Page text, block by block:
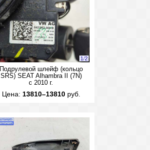
1/2
Подрулевой шлейф (кольцо
SRS) SEAT Alhambra II (7N)
с 2010 г.
Цена: 13810–13810руб.